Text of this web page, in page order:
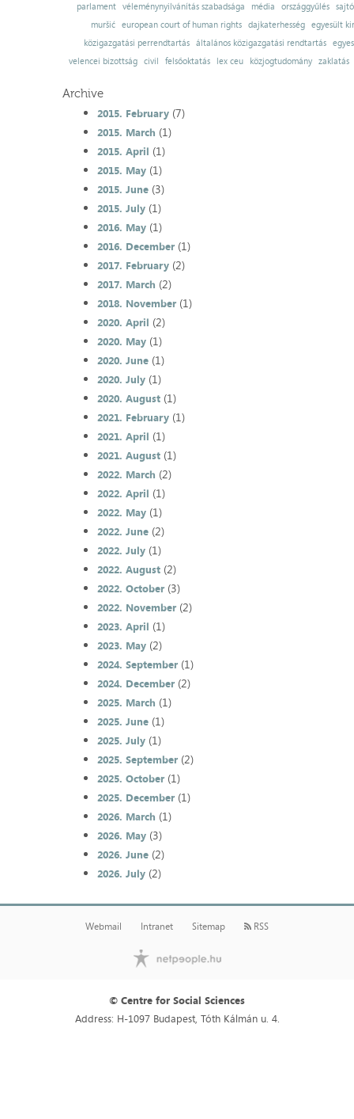
parlament
véleménynyilvánítás szabadsága média országgyűlés
muršić
european court of human rights dajkaterhesség
egyesült
közigazgatási perrendtartás
általános közigazgatási rendtartás
velencei bizottság
civil felsőoktatás lex ceu közjogtudomány zaklatás
Archive
2015. February(7)
2015. March (1)
2015. April (1)
2015. May(1)
2015. June(3)
2015. July(1)
2016. May(1)
2016. December(1)
2017. February(2)
2017. March (2)
2018. November(1)
2020. April (2)
2020. May(1)
2020. June(1)
2020. July(1)
2020. August(1)
2021. February(1)
2021. April (1)
2021. August(1)
2022. March (2)
2022. April (1)
2022. May(1)
2022. June(2)
2022. July(1)
2022. August(2)
2022. October(3)
2022. November(2)
2023. April (1)
2023. May(2)
2024. September(1)
2024. December(2)
2025. March (1)
2025. June(1)
2025. July(1)
2025. September(2)
2025. October(1)
2025. December(1)
2026. March (1)
2026. May(3)
2026. June(2)
2026. July(2)
Webmail Intranet Sitemap RSS
© Centre for Social Sciences
Address: H-1097 Budapest, Tóth Kálmán u. 4.